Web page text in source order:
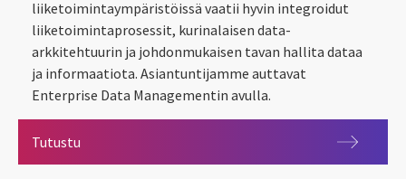
liiketoimintaympäristöissä vaatii hyvin integroidut
liiketoimintaprosessit, kurinalaisen data-
arkkitehtuurin ja johdonmukaisen tavan hallita dataa
ja informaatiota. Asiantuntijamme auttavat
Enterprise Data Managementin avulla.
Tutustu